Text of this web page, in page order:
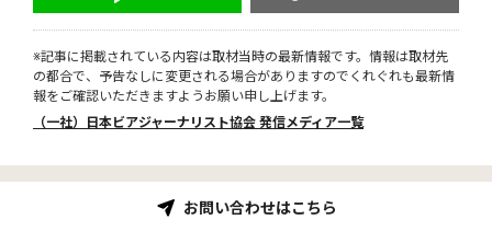
※記事に掲載されている内容は取材当時の最新情報です。情報は取材先
の都合で、予告なしに変更される場合がありますのでくれぐれも最新情
報をご確認いただきますようお願い申し上げます。
（一社）日本ビアジャーナリスト協会 発信メディア一覧
お問い合わせはこちら